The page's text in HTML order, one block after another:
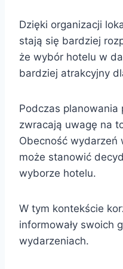
Dzięki organizacji
stają się bardziej
że wybór hotelu w
bardziej atrakcyjny
Podczas planowania
zwracają uwagę na
Obecność wydarzeń
może stanowić
wyborze hotelu.
W tym kontekście
informowały swoich
wydarzeniach.